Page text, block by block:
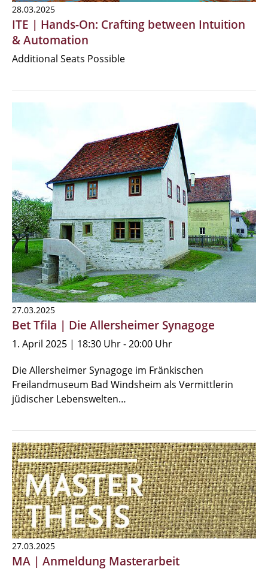
28.03.2025
ITE | Hands-On: Crafting between Intuition
& Automation
Additional Seats Possible
27.03.2025
Bet Tfila | Die Allersheimer Synagoge
1. April 2025 | 18:30 Uhr - 20:00 Uhr
Die Allersheimer Synagoge im Fränkischen
Freilandmuseum Bad Windsheim als Vermittlerin
jüdischer Lebenswelten…
27.03.2025
MA | Anmeldung Masterarbeit